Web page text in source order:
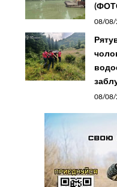
08/08/
08/08/